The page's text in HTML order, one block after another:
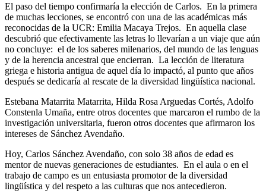
El paso del tiempo confirmaría la elección de Carlos. En la primera
de muchas lecciones, se encontró con una de las académicas más
reconocidas de la UCR: Emilia Macaya Trejos. En aquella clase
descubrió que efectivamente las letras lo llevarían a un viaje que aún
no concluye: el de los saberes milenarios, del mundo de las lenguas
y de la herencia ancestral que encierran. La lección de literatura
griega e historia antigua de aquel día lo impactó, al punto que años
después se dedicaría al rescate de la diversidad lingüística nacional.
Estebana Matarrita Matarrita, Hilda Rosa Arguedas Cortés, Adolfo
Constenla Umaña, entre otros docentes que marcaron el rumbo de la
investigación universitaria, fueron otros docentes que afirmaron los
intereses de Sánchez Avendaño.
Hoy, Carlos Sánchez Avendaño, con solo 38 años de edad es
mentor de nuevas generaciones de estudiantes. En el aula o en el
trabajo de campo es un entusiasta promotor de la diversidad
lingüística y del respeto a las culturas que nos antecedieron.